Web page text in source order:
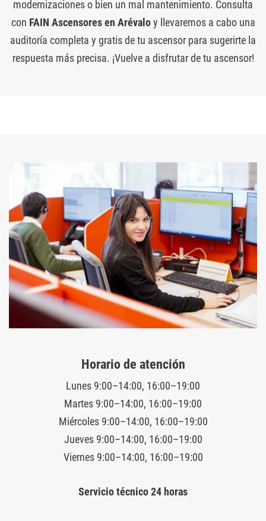
modernizaciones o bien un mal mantenimiento. Consulta
con FAIN Ascensores en Arévaloy llevaremos a cabo una
auditoría completa y gratis de tu ascensor para sugerirte la
respuesta más precisa. ¡Vuelve a disfrutar de tu ascensor!
Horario de atención
Lunes 9:00–14:00, 16:00–19:00
Martes 9:00–14:00, 16:00–19:00
Miércoles 9:00–14:00, 16:00–19:00
Jueves 9:00–14:00, 16:00–19:00
Viernes 9:00–14:00, 16:00–19:00
Servicio técnico 24 horas